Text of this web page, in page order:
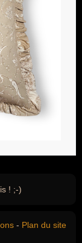
! ;-)
- Plan du site